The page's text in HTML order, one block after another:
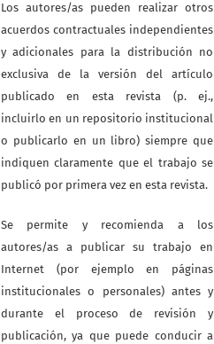
Los autores/as pueden realizar otros
acuerdos contractuales independientes
y adicionales para la distribución no
exclusiva de la versión del artículo
publicado en esta revista (p. ej.,
incluirlo en un repositorio institucional
o publicarlo en un libro) siempre que
indiquen claramente que el trabajo se
publicó por primera vez en esta revista.
Se permite y recomienda a los
autores/as a publicar su trabajo en
Internet (por ejemplo en páginas
institucionales o personales) antes y
durante el proceso de revisión y
publicación, ya que puede conducir a